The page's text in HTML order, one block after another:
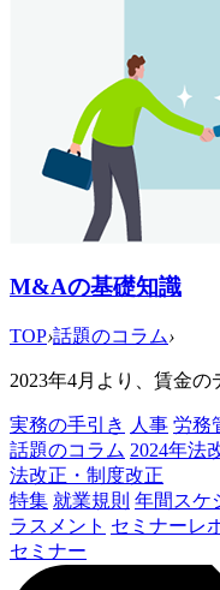
M&Aの基礎知識
TOP›話題のコラム›
2023年4月より、賃金
実務の手引き 人事 労務
話題のコラム 2024年法
法改正・制度改正
特集 就業規則 年間スケ
ラスメント セミナーレ
セミナー